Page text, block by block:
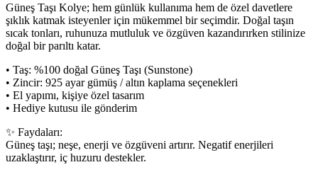
Güneş Taşı Kolye; hem günlük kullanıma hem de özel davetlere
şıklık katmak isteyenler için mükemmel bir seçimdir. Doğal taşın
sıcak tonları, ruhunuza mutluluk ve özgüven kazandırırken stilinize
doğal bir parıltı katar.
• Taş: %100 doğal Güneş Taşı (Sunstone)
• Zincir: 925 ayar gümüş / altın kaplama seçenekleri
• El yapımı, kişiye özel tasarım
• Hediye kutusu ile gönderim
✨ Faydaları:
Güneş taşı; neşe, enerji ve özgüveni artırır. Negatif enerjileri
uzaklaştırır, iç huzuru destekler.